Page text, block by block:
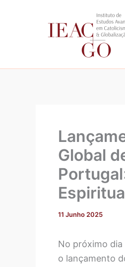
Global
11 Junho 2025
No próximo dia
o lançamento